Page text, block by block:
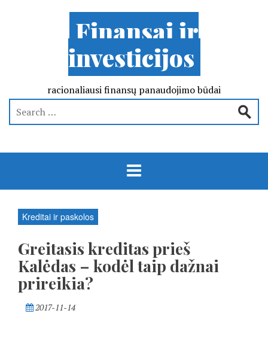
Finansai ir
investicijos
racionaliausi finansų panaudojimo būdai
Kreditai ir paskolos
Greitasis kreditas prieš
Kalėdas – kodėl taip dažnai
prireikia?
2017-11-14